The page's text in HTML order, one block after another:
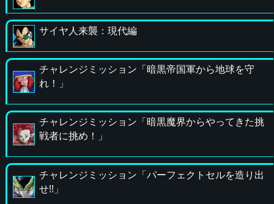
サイヤ人来襲：現代編
チャレンジミッション「暗黒帝国軍から地球を守
れ！」
チャレンジミッション「暗黒魔界からやってきた挑
戦者に挑め！」
チャレンジミッション「パーフェクトセルを造り出
せ!!」